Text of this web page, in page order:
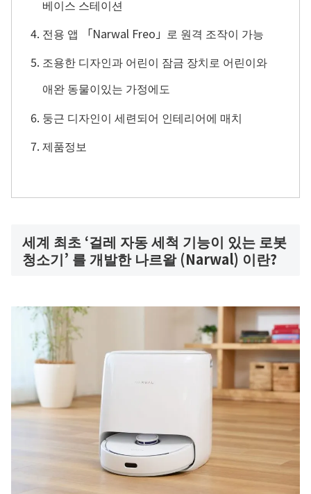
베이스 스테이션
전용 앱 「Narwal Freo」로 원격 조작이 가능
조용한 디자인과 어린이 잠금 장치로 어린이와
애완 동물이있는 가정에도
둥근 디자인이 세련되어 인테리어에 매치
제품정보
세계 최초 ‘걸레 자동 세척 기능이 있는 로봇
청소기’ 를 개발한 나르왈 (Narwal) 이란?